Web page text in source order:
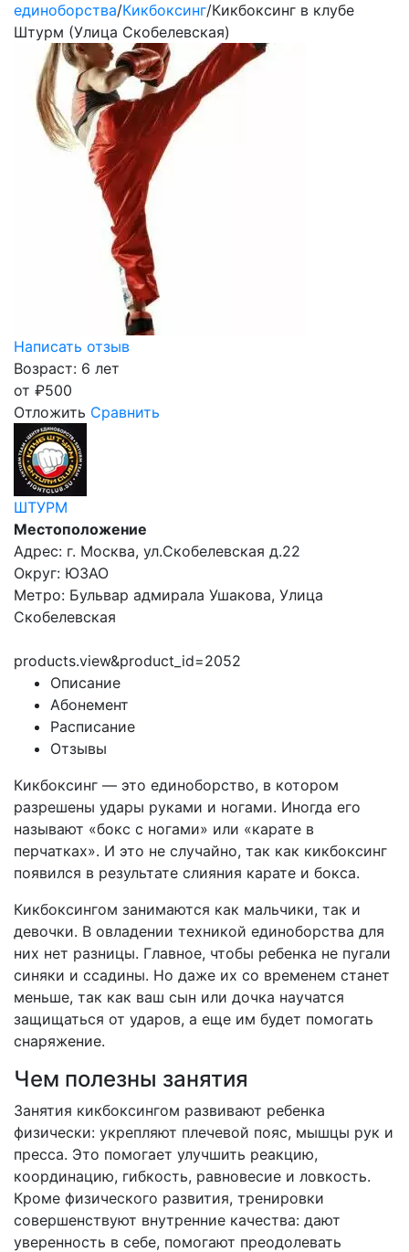
единоборства/Кикбоксинг/Кикбоксинг в клубе
Штурм (Улица Скобелевская)
Написать отзыв
Возраст: 6 лет
от ₽500
Отложить Сравнить
ШТУРМ
Местоположение
Адрес: г. Москва, ул.Скобелевская д.22
Округ: ЮЗАО
Метро: Бульвар адмирала Ушакова, Улица
Скобелевская
products.view&product_id=2052
Описание
Абонемент
Расписание
Отзывы
Кикбоксинг — это единоборство, в котором
разрешены удары руками и ногами. Иногда его
называют «бокс с ногами» или «карате в
перчатках». И это не случайно, так как кикбоксинг
появился в результате слияния карате и бокса.
Кикбоксингом занимаются как мальчики, так и
девочки. В овладении техникой единоборства для
них нет разницы. Главное, чтобы ребенка не пугали
синяки и ссадины. Но даже их со временем станет
меньше, так как ваш сын или дочка научатся
защищаться от ударов, а еще им будет помогать
снаряжение.
Чем полезны занятия
Занятия кикбоксингом развивают ребенка
физически: укрепляют плечевой пояс, мышцы рук и
пресса. Это помогает улучшить реакцию,
координацию, гибкость, равновесие и ловкость.
Кроме физического развития, тренировки
совершенствуют внутренние качества: дают
уверенность в себе, помогают преодолевать